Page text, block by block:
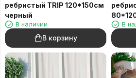
ребристый TRIP 120*150см
черный
В наличии
В корзину
В